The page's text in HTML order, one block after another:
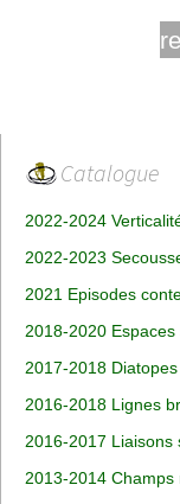
Catalogue
2022-2024
2022-2023
2021 Episodes
2018-2020
2017-2018
2016-2018 Lignes
2016-2017 Liaisons
2013-2014